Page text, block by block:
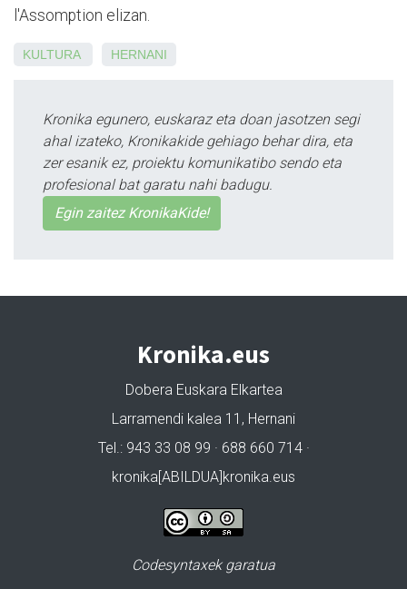
l'Assomption elizan.
KULTURA HERNANI
Kronika egunero, euskaraz eta doan jasotzen segi
ahal izateko, Kronikakide gehiago behar dira, eta
zer esanik ez, proiektu komunikatibo sendo eta
profesional bat garatu nahi badugu.
Egin zaitez KronikaKide!
Kronika.eus
Dobera Euskara Elkartea
Larramendi kalea 11, Hernani
Tel.: 943 33 08 99 · 688 660 714 ·
kronika[ABILDUA]kronika.eus
Codesyntaxek garatua